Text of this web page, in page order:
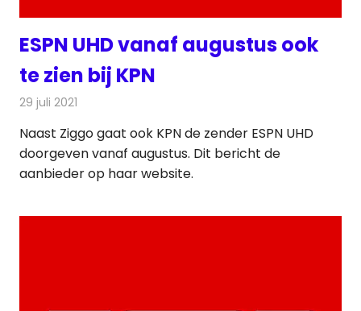
ESPN UHD vanaf augustus ook
te zien bij KPN
29 juli 2021
Naast Ziggo gaat ook KPN de zender ESPN UHD
doorgeven vanaf augustus. Dit bericht de
aanbieder op haar website.